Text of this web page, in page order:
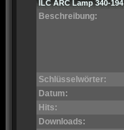
ILC ARC Lamp 340-194
Beschreibung:
Schlüsselwörter:
Datum:
Hits:
Downloads: